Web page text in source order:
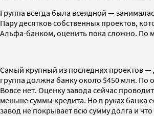
Группа всегда была всеядной —
Пару десятков собственных проектов,
Альфа-банком, оценить пока сложно. По
Самый крупный из последних проектов —
группа должна банку около $450 млн. По
Вовсе нет. Оценку завода сейчас
меньше суммы кредита. Но в руках банка
завод не покрывает всю сумму долга и